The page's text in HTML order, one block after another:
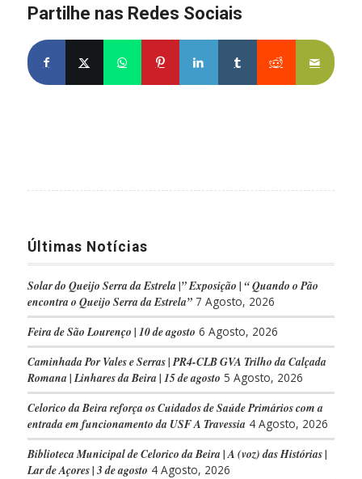
Partilhe nas Redes Sociais
Partilhe no Facebook
Partilhe no X
Share on WhatsApp
Partilhe no Pinterest
Partilhe no LinkedIn
Partilhe no Tumblr
Partilhe no
Últimas Notícias
Solar do Queijo Serra da Estrela |” Exposição | “ Quando o Pão
encontra o Queijo Serra da Estrela” 7 Agosto, 2026
Feira de São Lourenço | 10 de agosto 6 Agosto, 2026
Caminhada Por Vales e Serras | PR4-CLB GVA Trilho da Calçada
Romana | Linhares da Beira | 15 de agosto 5 Agosto, 2026
Celorico da Beira reforça os Cuidados de Saúde Primários com a
entrada em funcionamento da USF A Travessia 4 Agosto, 2026
Biblioteca Municipal de Celorico da Beira | A (voz) das Histórias |
Lar de Açores | 3 de agosto 4 Agosto, 2026